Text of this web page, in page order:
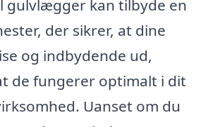
gulvlægger kan tilbyde en
der sikrer, at dine
og indbydende ud,
de fungerer optimalt i dit
Uanset om du